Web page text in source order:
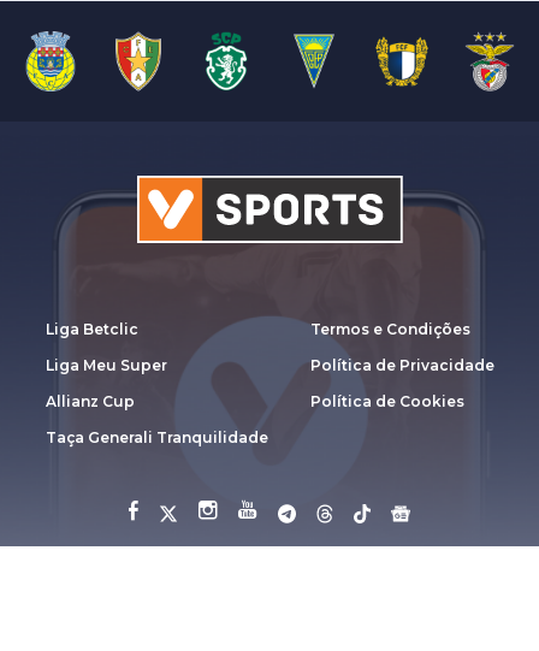
Liga Betclic
Liga Meu Super
Allianz Cup
Taça Generali Tranquilidade
Termos e Condições
Política de Privacidade
Política de Cookies